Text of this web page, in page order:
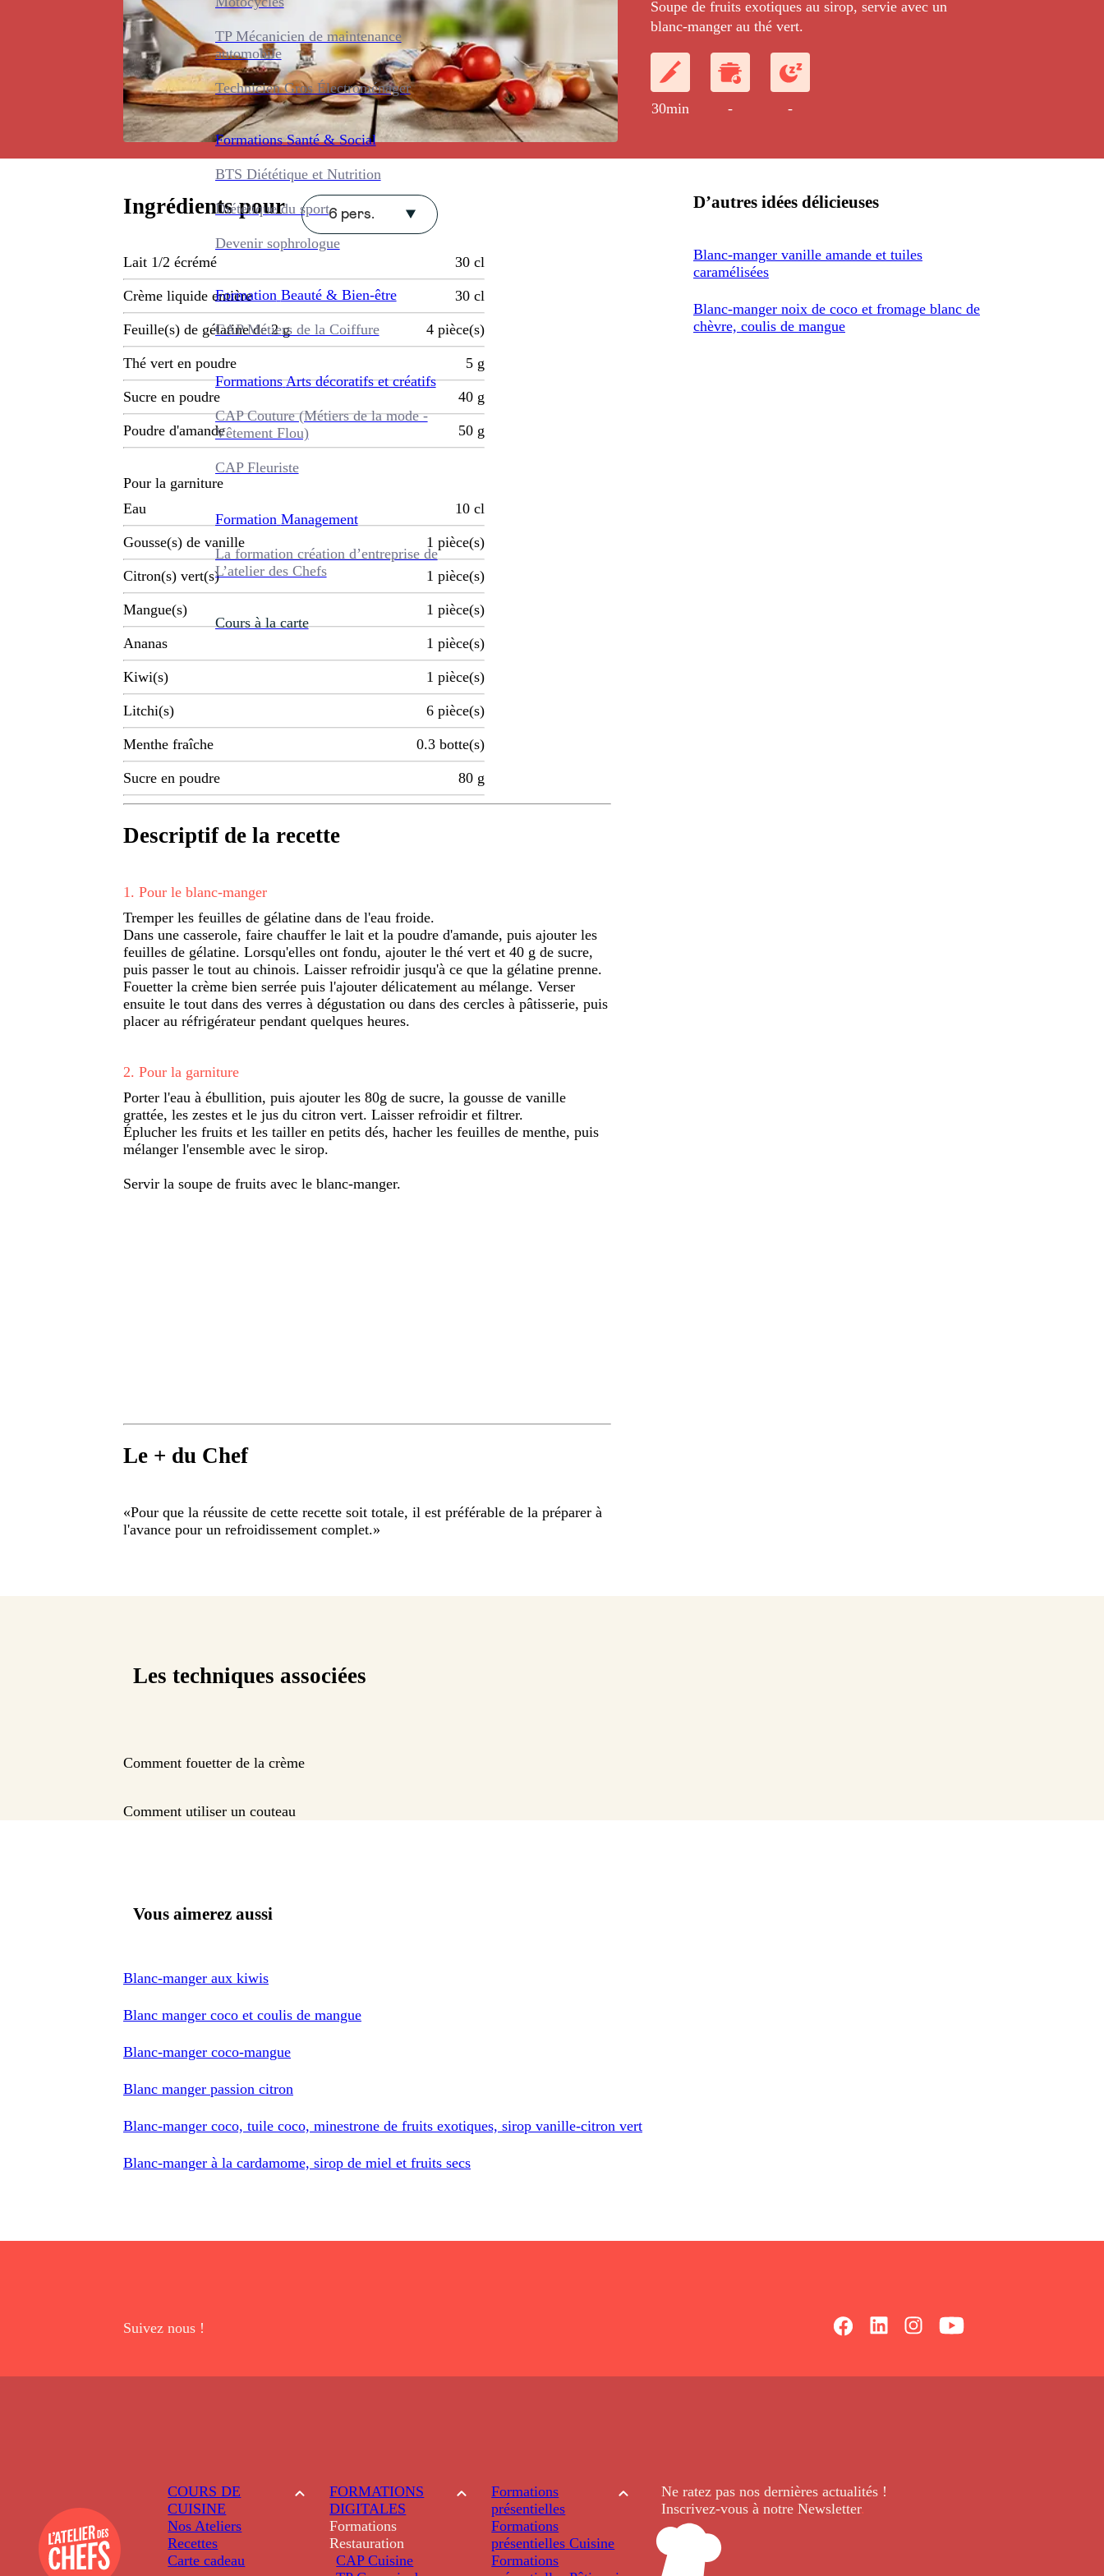
TP Mécanicien de maintenance
automobile
Technicien Gros Électroménager
Formations Santé & Social
BTS Diététique et Nutrition
Diététique du sport
Devenir sophrologue
Formation Beauté & Bien-être
CAP Métiers de la Coiffure
Formations Arts décoratifs et créatifs
CAP Couture (Métiers de la mode -
Vêtement Flou)
CAP Fleuriste
Formation Management
La formation création d’entreprise de
L’atelier des Chefs
Cours à la carte
Soupe de fruits exotiques au sirop, servie avec un
blanc-manger au thé vert.
30min - -
Ingrédients pour 6 pers.
Lait 1/2 écrémé 30 cl
Crème liquide entière 30 cl
Feuille(s) de gélatine de 2 g 4 pièce(s)
Thé vert en poudre 5 g
Sucre en poudre 40 g
Poudre d'amande 50 g
Pour la garniture
Eau
10 cl
Gousse(s) de vanille 1 pièce(s)
Citron(s) vert(s) 1 pièce(s)
Mangue(s) 1 pièce(s)
Ananas 1 pièce(s)
Kiwi(s) 1 pièce(s)
Litchi(s) 6 pièce(s)
Menthe fraîche 0.3 botte(s)
Sucre en poudre 80 g
Descriptif de la recette
1 . Pour le blanc-manger
Tremper les feuilles de gélatine dans de l'eau froide.
Dans une casserole, faire chauffer le lait et la poudre d'amande, puis ajouter les
feuilles de gélatine. Lorsqu'elles ont fondu, ajouter le thé vert et 40 g de sucre,
puis passer le tout au chinois. Laisser refroidir jusqu'à ce que la gélatine prenne.
Fouetter la crème bien serrée puis l'ajouter délicatement au mélange. Verser
ensuite le tout dans des verres à dégustation ou dans des cercles à pâtisserie, puis
placer au réfrigérateur pendant quelques heures.
2. Pour la garniture
Porter l'eau à ébullition, puis ajouter les 80g de sucre, la gousse de vanille
grattée, les zestes et le jus du citron vert. Laisser refroidir et filtrer.
Éplucher les fruits et les tailler en petits dés, hacher les feuilles de menthe, puis
mélanger l'ensemble avec le sirop.
Servir la soupe de fruits avec le blanc-manger.
Le + du Chef
«Pour que la réussite de cette recette soit totale, il est préférable de la préparer à
l'avance pour un refroidissement complet.»
D’autres idées délicieuses
Blanc-manger vanille amande et tuiles
caramélisées
Blanc-manger noix de coco et fromage blanc de
chèvre, coulis de mangue
Les techniques associées
Comment fouetter de la crème
Comment utiliser un couteau
Vous aimerez aussi
Blanc-manger aux kiwis
Blanc manger coco et coulis de mangue
Blanc-manger coco-mangue
Blanc manger passion citron
Blanc-manger coco, tuile coco, minestrone de fruits exotiques, sirop vanille-citron vert
Blanc-manger à la cardamome, sirop de miel et fruits secs
Suivez nous !
COURS DE
CUISINE
Nos Ateliers
Recettes
Carte cadeau
FORMATIONS
DIGITALES
Formations
Restauration
CAP Cuisine
Formations
présentielles
Formations
présentielles Cuisine
Formations
Ne ratez pas nos dernièresactualités !
Inscrivez-vous à notre Newsletter.